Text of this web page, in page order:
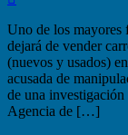
Uno de los mayores
dejará de vender
(nuevos y usados)
acusada de
de una investigación
Agencia de […]